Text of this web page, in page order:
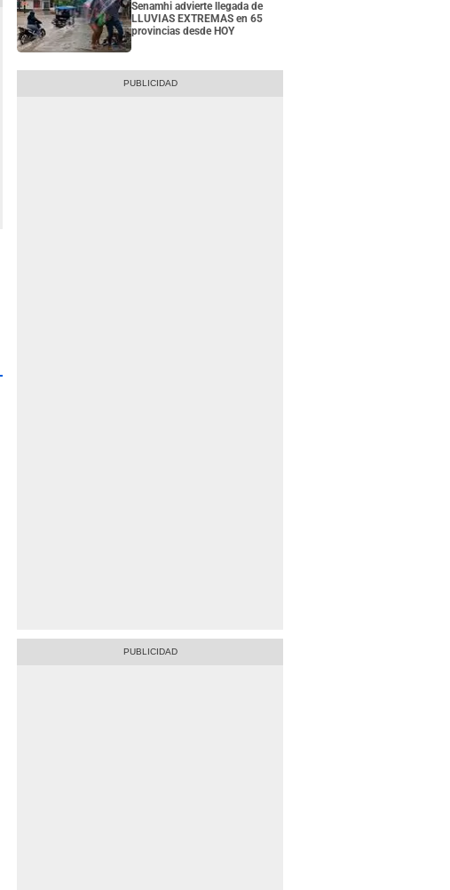
Senamhi advierte llegada de
LLUVIAS EXTREMAS en 65
provincias desde HOY